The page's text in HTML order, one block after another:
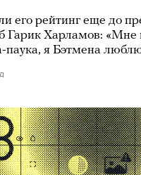
его рейтинг еще до
Гарик Харламов: «Мне
паука, я Бэтмена